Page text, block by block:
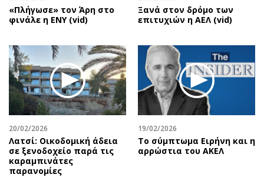
«Πλήγωσε» τον Άρη στο
φινάλε η ΕΝΥ (vid)
Ξανά στον δρόμο των
επιτυχιών η ΑΕΛ (vid)
20/02/2026
Λατσί: Οικοδομική άδεια
σε ξενοδοχείο παρά τις
καραμπινάτες
παρανομίες
19/02/2026
Το σύμπτωμα Ειρήνη και η
αρρώστια του ΑΚΕΛ